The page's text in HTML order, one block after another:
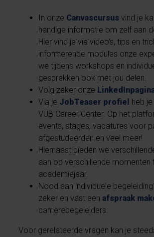
In onze Canvascursusvind je
handige informatie om zelf aan
Hier vind je via video’s, tips en
informerende modules onze
we tijdens workshops en
gesprekken ook met jou delen.
Volg zeker onze
Via je JobTeaser profiel
heb
VUB Career Center. Op het
events, stages, vacatures voor
afgestudeerden en veel meer!
Hiernaast bieden we
aan op verschillende momenten
academiejaar.
Nood aan individuele
zeker en vast eenafspraak
carrièrebegeleiders.
Voor gerelateerde vragen kan je